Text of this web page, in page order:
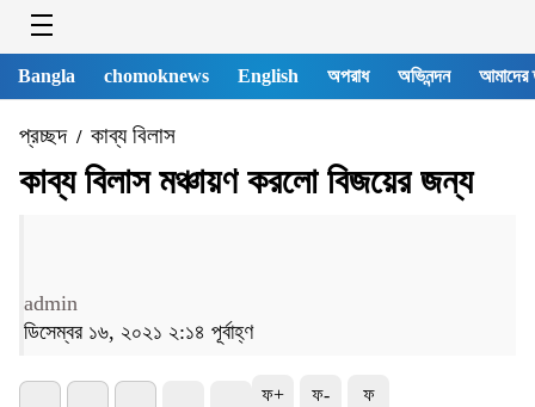
Bangla chomoknews English অপরাধ অভিনন্দন আমাদের
প্রচ্ছদ/ কাব্য বিলাস
কাব্য বিলাস মঞ্চায়ণ করলো বিজয়ের জন্য
admin
ডিসেম্বর ১৬, ২০২১ ২:১৪ পূর্বাহ্ণ
ফ+ ফ- ফ